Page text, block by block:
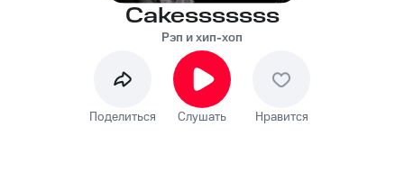
Cakesssssss
Рэп и хип-хоп
Поделиться Слушать Нравится